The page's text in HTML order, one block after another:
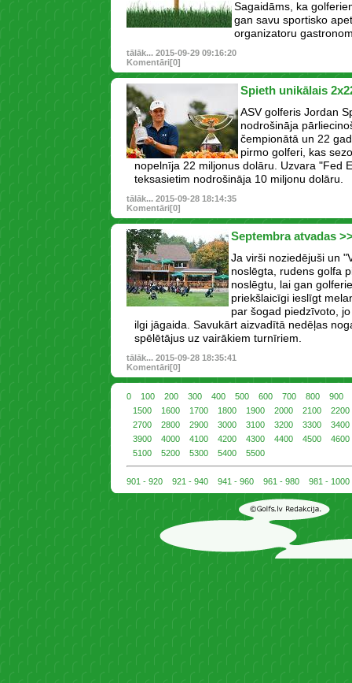
Sagaidāms, ka
gan savu sportisko
organizatoru
tālāk... 2015-09-29 09:16:20
Komentāri[0]
Spieth unikālais
ASV golferis Jordan
nodrošināja
čempionātā un 22
pirmo golferi, kas
nopelnīja 22 miljonus dolāru. Uzvara "Fed
teksasietim nodrošināja 10 miljonu dolāru.
tālāk... 2015-09-28 18:14:35
Komentāri[0]
Septembra atvadas
Ja virši noziedējuši un
noslēgta, rudens golfa
noslēgtu, lai gan
priekšlaicīgi ieslīgt
par šogad piedzīvoto,
ilgi jāgaida. Savukārt aizvadītā nedēļas
spēlētājus uz vairākiem turnīriem.
tālāk... 2015-09-28 18:35:41
Komentāri[0]
0 100 200 300 400 500 600 700 800
900
1500
1600 1700 1800 1900 2000 2100
2200
2700
2800 2900 3000 3100 3200 3300
3400
3900
4000 4100 4200 4300 4400 4500
4600
5100
5200 5300 5400 5500
901 - 920 921 - 940 941 - 960 961 - 980 981 - 1000